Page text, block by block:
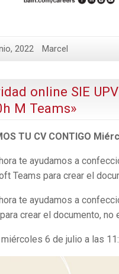
2022 Marcel
online SIE
M Teams»
TU CV CONTIGO
te ayudamos a
Teams para crear el
te ayudamos a
crear el documento,
6 de julio a las